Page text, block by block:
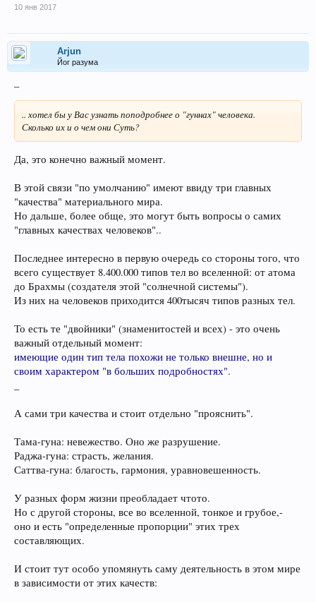
10 янв 2017
Arjun
Йог разума
.. хотел бы у Вас узнать поподробнее о "гуннах" человека.
Сколько их и о чем они Суть?
Да, это конечно важный момент.
В этой связи "по умолчанию" имеют ввиду три главных
"качества" материального мира.
Но дальше, более обще, это могут быть вопросы о самих
"главных качествах человеков"..
Последнее интересно в первую очередь со стороны того, что
всего существует 8.400.000 типов тел во вселенной: от атома
до Брахмы (создателя этой "солнечной системы").
Из них на человеков приходится 400тысяч типов разных тел.
То есть те "двойники" (знаменитостей и всех) - это очень
важный отдельный момент:
имеющие один тип тела похожи не только внешне, но и
своим характером "в больших подробностях".
А сами три качества и стоит отдельно "прояснить".
Тама-гуна: невежество. Оно же разрушение.
Раджа-гуна: страсть, желания.
Саттва-гуна: благость, гармония, уравновешенность.
У разных форм жизни преобладает чтото.
Но с другой стороны, все во вселенной, тонкое и грубое,-
оно и есть "определенные пропорции" этих трех
составляющих.
И стоит тут особо упомянуть саму деятельность в этом мире
в зависимости от этих качеств: